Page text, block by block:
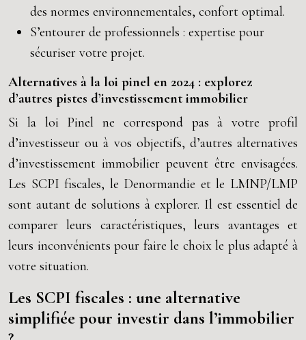
des normes environnementales, confort optimal.
S’entourer de professionnels : expertise pour
sécuriser votre projet.
Alternatives à la loi pinel en 2024 : explorez
d’autres pistes d’investissement immobilier
Si la loi Pinel ne correspond pas à votre profil
d’investisseur ou à vos objectifs, d’autres alternatives
d’investissement immobilier peuvent être envisagées.
Les SCPI fiscales, le Denormandie et le LMNP/LMP
sont autant de solutions à explorer. Il est essentiel de
comparer leurs caractéristiques, leurs avantages et
leurs inconvénients pour faire le choix le plus adapté à
votre situation.
Les SCPI fiscales : une alternative
simplifiée pour investir dans l’immobilier